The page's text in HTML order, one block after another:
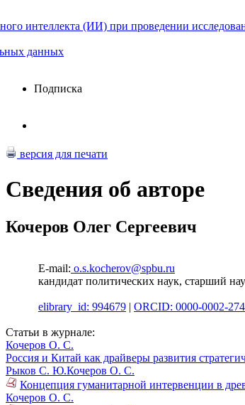
интеллекта (ИИ) при проведении
данных
Подписка
версия для печати
Сведения об авторе
Кочеров Олег Сергеевич
E-mail: o.s.kocherov@spbu.ru
кандидат политических наук, старший
elibrary_id: 994679 | ORCID: 0000-0002-
Статьи в журнале:
Кочеров О. С.
Россия и Китай как драйверы развития
Рыков С. Ю.Кочеров О. С.
Концепция гуманитарной интервенции в
Кочеров О. С.